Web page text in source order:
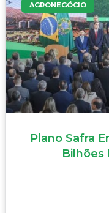
AGRONEGÓCIO
Plano Safra
Bilhões